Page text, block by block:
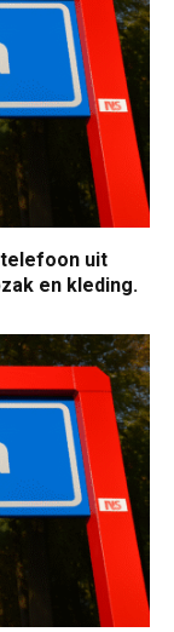
uit
en kleding.